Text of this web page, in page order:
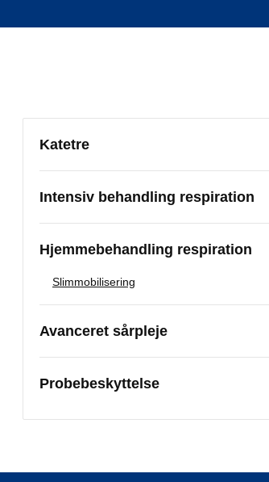
Katetre
Intensiv behandling respiration
Hjemmebehandling respiration
Slimmobilisering
Avanceret sårpleje
Probebeskyttelse